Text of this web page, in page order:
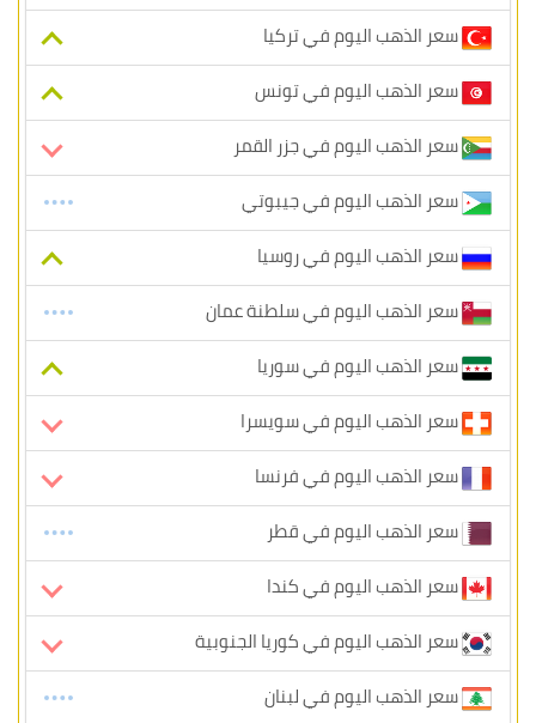
سعر الذهب اليوم في تركيا
سعر الذهب اليوم في تونس
سعر الذهب اليوم في جزر القمر
سعر الذهب اليوم في جيبوتي
سعر الذهب اليوم في روسيا
سعر الذهب اليوم في سلطنة عمان
سعر الذهب اليوم في سوريا
سعر الذهب اليوم في سويسرا
سعر الذهب اليوم في فرنسا
سعر الذهب اليوم في قطر
سعر الذهب اليوم في كندا
سعر الذهب اليوم في كوريا الجنوبية
سعر الذهب اليوم في لبنان